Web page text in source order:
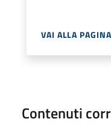
VAI ALLA PAGINA
Contenuti